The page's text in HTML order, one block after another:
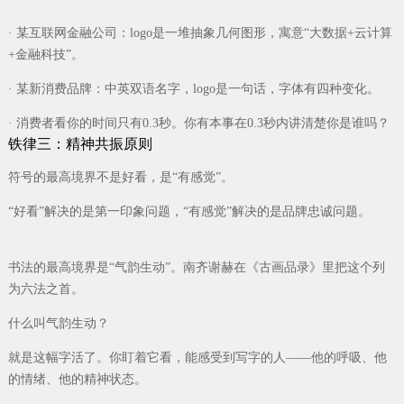
· 某互联网金融公司：logo是一堆抽象几何图形，寓意“大数据+云计算
+金融科技”。
· 某新消费品牌：中英双语名字，logo是一句话，字体有四种变化。
· 消费者看你的时间只有0.3秒。你有本事在0.3秒内讲清楚你是谁吗？
铁律三：精神共振原则
符号的最高境界不是好看，是“有感觉”。
“好看”解决的是第一印象问题，“有感觉”解决的是品牌忠诚问题。
书法的最高境界是“气韵生动”。南齐谢赫在《古画品录》里把这个列
为六法之首。
什么叫气韵生动？
就是这幅字活了。你盯着它看，能感受到写字的人——他的呼吸、他
的情绪、他的精神状态。